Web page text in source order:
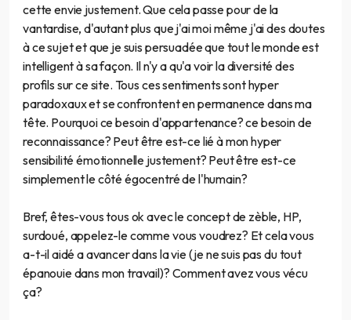
cette envie justement. Que cela passe pour de la
vantardise, d'autant plus que j'ai moi même j'ai des doutes
à ce sujet et que je suis persuadée que tout le monde est
intelligent à sa façon. Il n'y a qu'a voir la diversité des
profils sur ce site. Tous ces sentiments sont hyper
paradoxaux et se confrontent en permanence dans ma
tête. Pourquoi ce besoin d'appartenance? ce besoin de
reconnaissance? Peut être est-ce lié à mon hyper
sensibilité émotionnelle justement? Peut être est-ce
simplement le côté égocentré de l'humain?
Bref, êtes-vous tous ok avec le concept de zèble, HP,
surdoué, appelez-le comme vous voudrez? Et cela vous
a-t-il aidé a avancer dans la vie (je ne suis pas du tout
épanouie dans mon travail)? Comment avez vous vécu
ça?